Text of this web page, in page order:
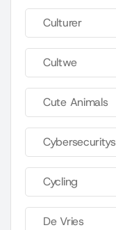
Culturer
Cultwe
Cute Animals
Cybersecuritys
Cycling
De Vries